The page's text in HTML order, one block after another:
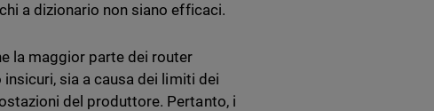
a dizionario non siano efficaci.
la maggior parte dei router
sia a causa dei limiti dei
del produttore. Pertanto, i